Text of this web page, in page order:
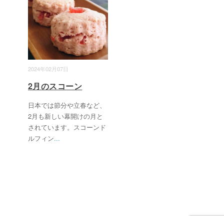
2024年02月07日
2月のスコーン
日本では節分や立春など、
2月も新しい幕開けの月と
されています。スコーンド
ルフィン...